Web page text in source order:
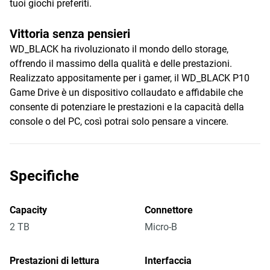
tuoi giochi preferiti.
Vittoria senza pensieri
WD_BLACK ha rivoluzionato il mondo dello storage,
offrendo il massimo della qualità e delle prestazioni.
Realizzato appositamente per i gamer, il WD_BLACK P10
Game Drive è un dispositivo collaudato e affidabile che
consente di potenziare le prestazioni e la capacità della
console o del PC, così potrai solo pensare a vincere.
Specifiche
Capacity
2 TB
Connettore
Micro-B
Prestazioni di lettura
Interfaccia